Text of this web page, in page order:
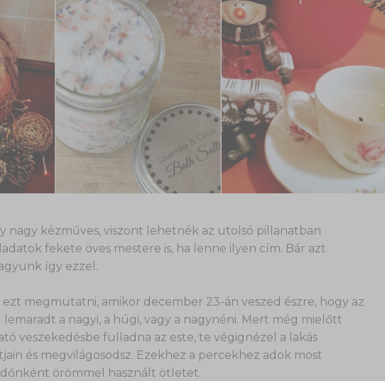
nagy kézműves, viszont lehetnék az utolsó pillanatban
fekete öves mestere is, ha lenne ilyen cím. Bár azt
így ezzel.
megmutatni, amikor december 23-án veszed észre, hogy az
a nagyi, a húgi, vagy a nagynéni. Mert még mielőtt
veszekedésbe fulladna az este, te végignézel a lakás
és megvilágosodsz. Ezekhez a percekhez adok most
örömmel használt ötletet.